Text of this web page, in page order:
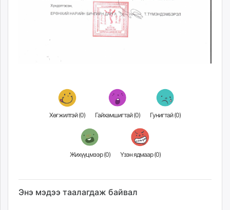
Хөгжилтэй (0) Гайхамшигтай (0) Гунигтай (0)
Жихүүцмээр (0) Үзэн ядмаар (0)
Энэ мэдээ таалагдаж байвал